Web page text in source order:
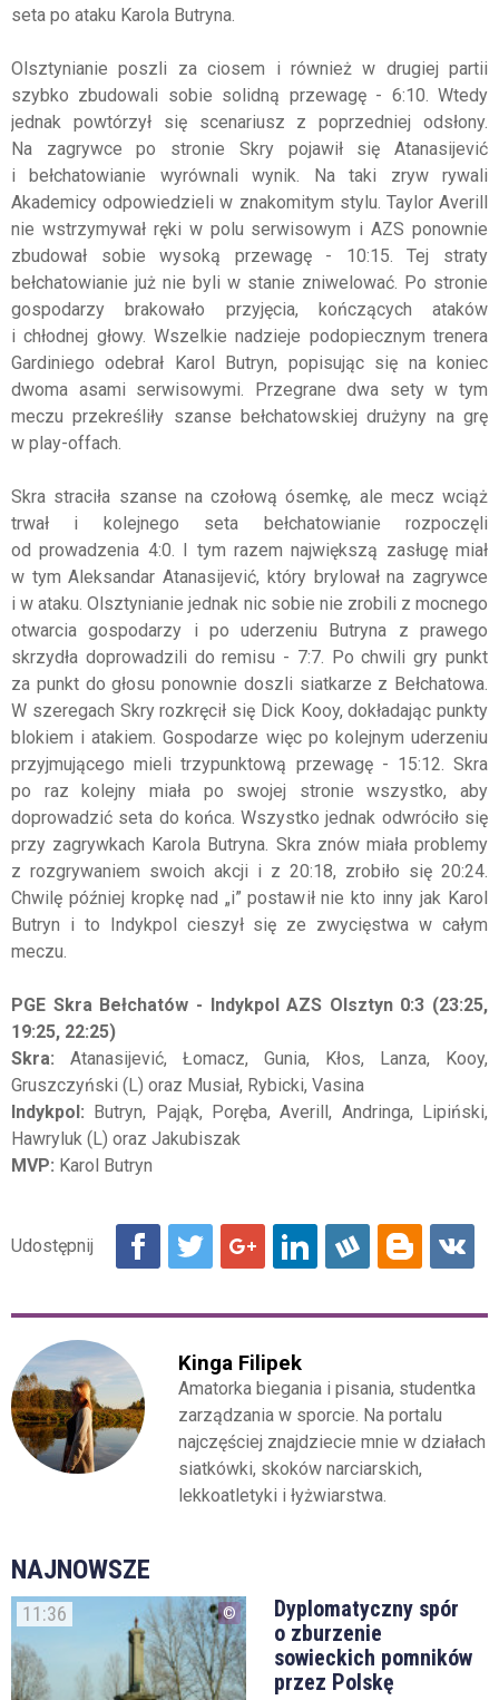
seta po ataku Karola Butryna.
Olsztynianie poszli za ciosem i również w drugiej partii
szybko zbudowali sobie solidną przewagę - 6:10. Wtedy
jednak powtórzył się scenariusz z poprzedniej odsłony.
Na zagrywce po stronie Skry pojawił się Atanasijević
i bełchatowianie wyrównali wynik. Na taki zryw rywali
Akademicy odpowiedzieli w znakomitym stylu. Taylor Averill
nie wstrzymywał ręki w polu serwisowym i AZS ponownie
zbudował sobie wysoką przewagę - 10:15. Tej straty
bełchatowianie już nie byli w stanie zniwelować. Po stronie
gospodarzy brakowało przyjęcia, kończących ataków
i chłodnej głowy. Wszelkie nadzieje podopiecznym trenera
Gardiniego odebrał Karol Butryn, popisując się na koniec
dwoma asami serwisowymi. Przegrane dwa sety w tym
meczu przekreśliły szanse bełchatowskiej drużyny na grę
w play-offach.
Skra straciła szanse na czołową ósemkę, ale mecz wciąż
trwał i kolejnego seta bełchatowianie rozpoczęli
od prowadzenia 4:0. I tym razem największą zasługę miał
w tym Aleksandar Atanasijević, który brylował na zagrywce
i w ataku. Olsztynianie jednak nic sobie nie zrobili z mocnego
otwarcia gospodarzy i po uderzeniu Butryna z prawego
skrzydła doprowadzili do remisu - 7:7. Po chwili gry punkt
za punkt do głosu ponownie doszli siatkarze z Bełchatowa.
W szeregach Skry rozkręcił się Dick Kooy, dokładając punkty
blokiem i atakiem. Gospodarze więc po kolejnym uderzeniu
przyjmującego mieli trzypunktową przewagę - 15:12. Skra
po raz kolejny miała po swojej stronie wszystko, aby
doprowadzić seta do końca. Wszystko jednak odwróciło się
przy zagrywkach Karola Butryna. Skra znów miała problemy
z rozgrywaniem swoich akcji i z 20:18, zrobiło się 20:24.
Chwilę później kropkę nad „i” postawił nie kto inny jak Karol
Butryn i to Indykpol cieszył się ze zwycięstwa w całym
meczu.
PGE Skra Bełchatów - Indykpol AZS Olsztyn 0:3 (23:25,
19:25, 22:25)
Skra: Atanasijević, Łomacz, Gunia, Kłos, Lanza, Kooy,
Gruszczyński (L) oraz Musiał, Rybicki, Vasina
Indykpol: Butryn, Pająk, Poręba, Averill, Andringa, Lipiński,
Hawryluk (L) oraz Jakubiszak
MVP: Karol Butryn
Kinga Filipek
Amatorka biegania i pisania, studentka
zarządzania w sporcie. Na portalu
najczęściej znajdziecie mnie w działach
siatkówki, skoków narciarskich,
lekkoatletyki i łyżwiarstwa.
NAJNOWSZE
11:36
Dyplomatyczny spór
o zburzenie
sowieckich pomników
przez Polskę